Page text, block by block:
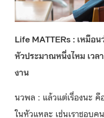
Life MATTERs : เหมือ
หัวประมาณหนึ่งไหม เวล
งาน
นวพล : แล้วแต่เรื่องนะ คื
ในหัวแหละ เช่นเราชอบ